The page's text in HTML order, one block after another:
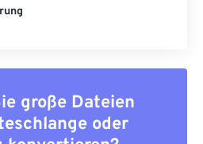
große Dateien
oder